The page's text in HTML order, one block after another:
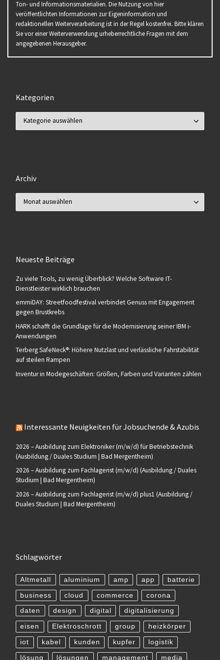
Ton- und Informationsmaterialien. Die Nutzung von hier
veröffentlichten Informationen zur Eigeninformation und
redaktionellen Weiterverarbeitung ist in der Regel kostenfrei. Bitte klären
Sie vor einer Weiterverwendung urheberrechtliche Fragen mit dem
angegebenen Herausgeber.
Kategorien
Archiv
Neueste Beiträge
Zu viele Tools, zu wenig Überblick? Welche Software IT-
Dienstleister wirklich brauchen
emmiDAY: Streetfoodfestival verbindet Genuss mit Engagement
gegen Brustkrebs
HARK schafft die Grundlage für die Modernisierung seiner IBM i-
Anwendungen
Terberg SafeNeck®: Höhere Nutzlast und verlässliche Fahrstabilität
auf steilen Rampen
Inventur in Modegeschäften: Größen, Farben und Varianten zählen
Interessante Neuigkeiten für Jobsuchende & Azubis
2026 – Ausbildung zum Elektroniker (m/w/d) für Betriebstechnik
(Ausbildung / Duales Studium | Bad Mergentheim)
2026 – Ausbildung zum Fachlagerist (m/w/d) (Ausbildung / Duales
Studium | Bad Mergentheim)
2026 – Ausbildung zum Fachlagerist (m/w/d) plus1 (Ausbildung /
Duales Studium | Bad Mergentheim)
Schlagwörter
Altmetall aluminium amp app batterie
business cloud commerce corona
daten design digital digitalisierung
eisen Elektroschrott group heizkörper
iot kabel kunden kupfer logistik
lösung lösungen management media